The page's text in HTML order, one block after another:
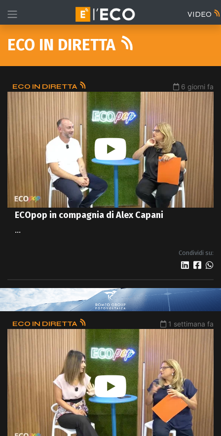
VIDEO
ECO IN DIRETTA
ECO IN DIRETTA 6 giorni fa
ECOpop in compagnia di Alex Capani
...
Condividi su:
ECO IN DIRETTA 1 settimana fa